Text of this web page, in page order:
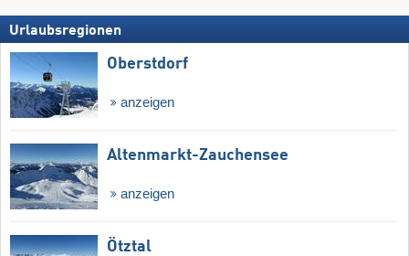
Urlaubsregionen
Oberstdorf
anzeigen
Altenmarkt-Zauchensee
anzeigen
Ötztal